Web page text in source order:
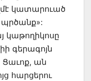
կատարուած
պրծանք»:
կաթողիկոսը
գերագոյն
Ցաւոք, ան
հարցերու